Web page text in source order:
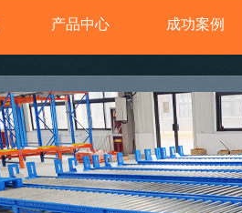
产品中心 成功案例